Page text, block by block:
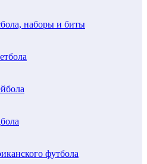
наборы и биты
футбола